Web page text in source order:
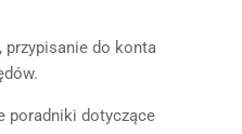
przypisanie do konta
poradniki dotyczące